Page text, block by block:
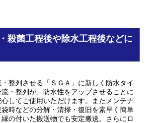
殺菌工程後や除水工程後などに
整列させる「ＳＧＡ」に新しく防水タイ
・整列が、防水性をアップさせることに
してご使用いただけます。またメンテナ
時などの分解・清掃・復旧を素早く簡単
の付いた搬送物でも安定搬送。さらにロ